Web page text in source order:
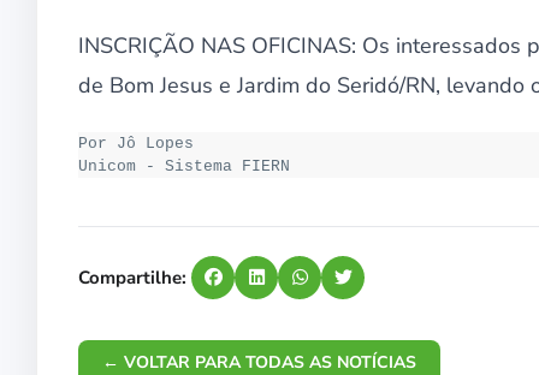
INSCRIÇÃO NAS OFICINAS: Os
de Bom Jesus e Jardim do Seridó/RN, levando
Por Jô Lopes
Unicom - Sistema FIERN
Compartilhe:
← VOLTAR PARA TODAS AS NOTÍCIAS